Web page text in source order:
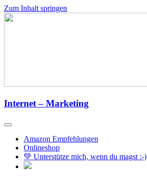
Zum Inhalt springen
Internet – Marketing
Amazon Empfehlungen
Onlineshop
💚 Unterstütze mich, wenn du magst :-)